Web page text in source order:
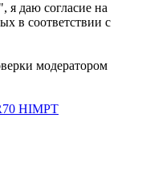
даю согласие на
в соответствии с
модератором
HIMPT